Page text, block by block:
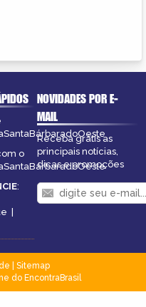
o
:
|
NOVIDADES POR E-
MAIL
Receba grátis as
principais notícias,
dicas e promoções
Sitemap
do EncontraBrasil